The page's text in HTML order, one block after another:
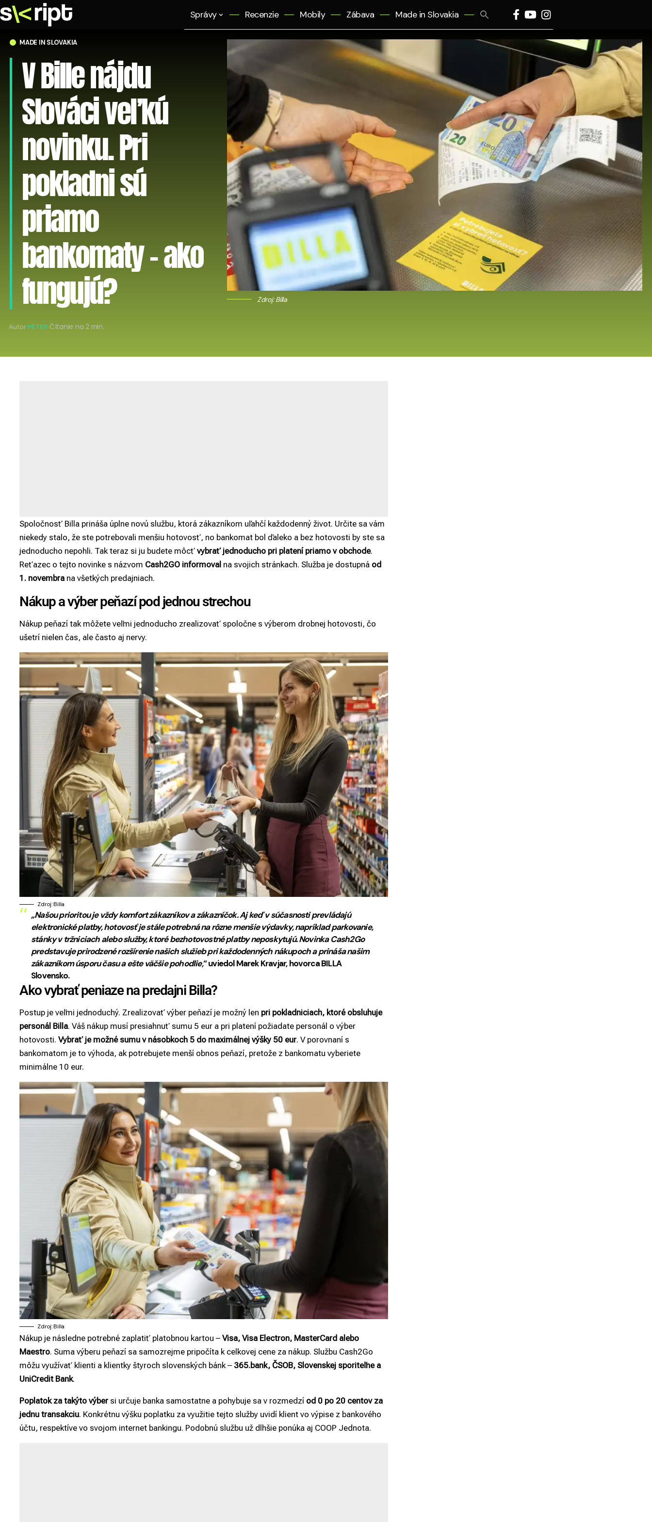
Správy Recenzie Mobily Zábava Made in Slovakia
Search
MADE IN SLOVAKIA
V Bille nájdu
Slováci veľkú
novinku. Pri
pokladni sú
priamo
bankomaty – ako
fungujú?
Autor:PETER Čítanie na 2 min.
Zdroj: Billa
Spoločnosť Billa prináša úplne novú službu, ktorá zákazníkom uľahčí každodenný život. Určite sa vám
niekedy stalo, že ste potrebovali menšiu hotovosť, no bankomat bol ďaleko a bez hotovosti by ste sa
jednoducho nepohli. Tak teraz si ju budete môcť vybrať jednoducho pri platení priamo v obchode.
Reťazec o tejto novinke s názvom Cash2GO informoval na svojich stránkach. Služba je dostupná od
1. novembra na všetkých predajniach.
Nákup a výber peňazí pod jednou strechou
Nákup peňazí tak môžete veľmi jednoducho zrealizovať spoločne s výberom drobnej hotovosti, čo
ušetrí nielen čas, ale často aj nervy.
Zdroj: Billa
„Našou prioritou je vždy komfort zákazníkov a zákazníčok. Aj keď v súčasnosti prevládajú
elektronické platby, hotovosť je stále potrebná na rôzne menšie výdavky, napríklad parkovanie,
stánky v tržniciach alebo služby, ktoré bezhotovostné platby neposkytujú. Novinka Cash2Go
predstavuje prirodzené rozšírenie našich služieb pri každodenných nákupoch a prináša našim
zákazníkom úsporu času a ešte väčšie pohodlie,“ uviedol Marek Kravjar, hovorca BILLA
Slovensko.
Ako vybrať peniaze na predajni Billa?
Postup je veľmi jednoduchý. Zrealizovať výber peňazí je možný len pri pokladniciach, ktoré obsluhuje
personál Billa. Váš nákup musí presiahnuť sumu 5 eur a pri platení požiadate personál o výber
hotovosti. Vybrať je možné sumu v násobkoch 5 do maximálnej výšky 50 eur. V porovnaní s
bankomatom je to výhoda, ak potrebujete menší obnos peňazí, pretože z bankomatu vyberiete
minimálne 10 eur.
Zdroj: Billa
Nákup je následne potrebné zaplatiť platobnou kartou – Visa, Visa Electron, MasterCard alebo
Maestro. Suma výberu peňazí sa samozrejme pripočíta k celkovej cene za nákup. Službu Cash2Go
môžu využívať klienti a klientky štyroch slovenských bánk – 365.bank, ČSOB, Slovenskej sporiteľne a
UniCredit Bank.
Poplatok za takýto výber si určuje banka samostatne a pohybuje sa v rozmedzí od 0 po 20 centov za
jednu transakciu. Konkrétnu výšku poplatku za využitie tejto služby uvidí klient vo výpise z bankového
účtu, respektíve vo svojom internet bankingu. Podobnú službu už dlhšie ponúka aj COOP Jednota.